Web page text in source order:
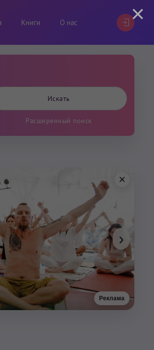
Книги О нас
Расширенный поиск
Реклама
×
›
×